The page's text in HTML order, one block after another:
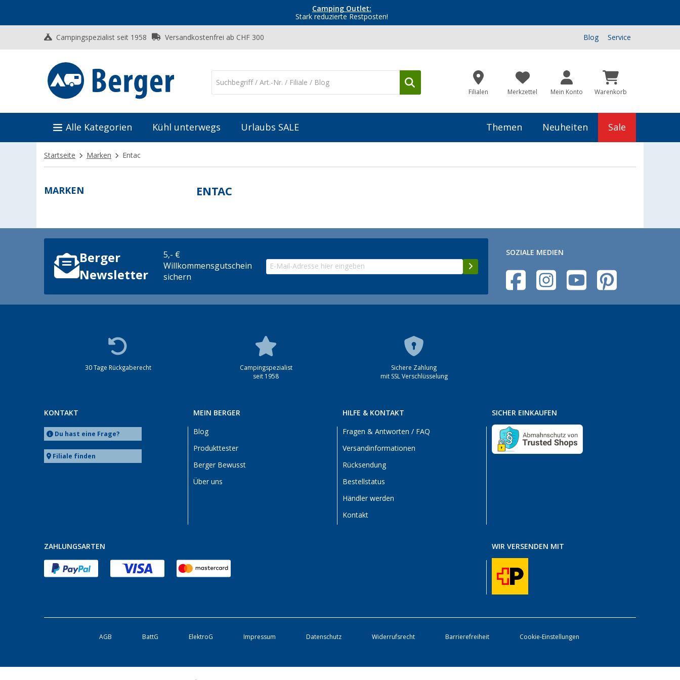
Camping Outlet:
Stark reduzierte Restposten!
Campingspezialist seit 1958 Versandkostenfrei ab CHF 300 Blog Service
Filialen Merkzettel Mein Konto Warenkorb
Alle Kategorien Kühl unterwegs Urlaubs SALE Themen Neuheiten Sale
Startseite Marken Entac
MARKEN ENTAC
Berger
Newsletter
5,- €
Willkommensgutschein
sichern
SOZIALE MEDIEN
30 Tage Rückgaberecht
Campingspezialist
seit 1958
Sichere Zahlung
mit SSL Verschlüsselung
KONTAKT
Du hast eine Frage?
Filiale finden
MEIN BERGER
Blog
Produkttester
Berger Bewusst
Über uns
HILFE & KONTAKT
Fragen & Antworten / FAQ
Versandinformationen
Rücksendung
Bestellstatus
Händler werden
Kontakt
SICHER EINKAUFEN
ZAHLUNGSARTEN WIR VERSENDEN MIT
AGB BattG ElektroG Impressum Datenschutz Widerrufsrecht Barrierefreiheit Cookie-Einstellungen